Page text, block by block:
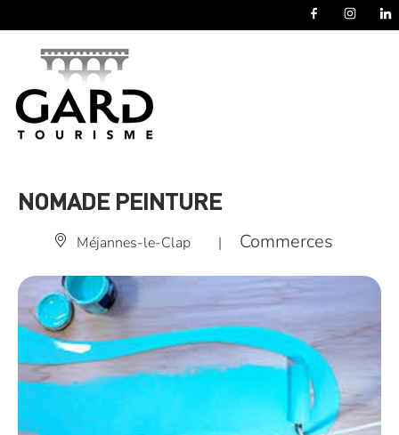
NOMADE PEINTURE
Méjannes-le-Clap | Commerces